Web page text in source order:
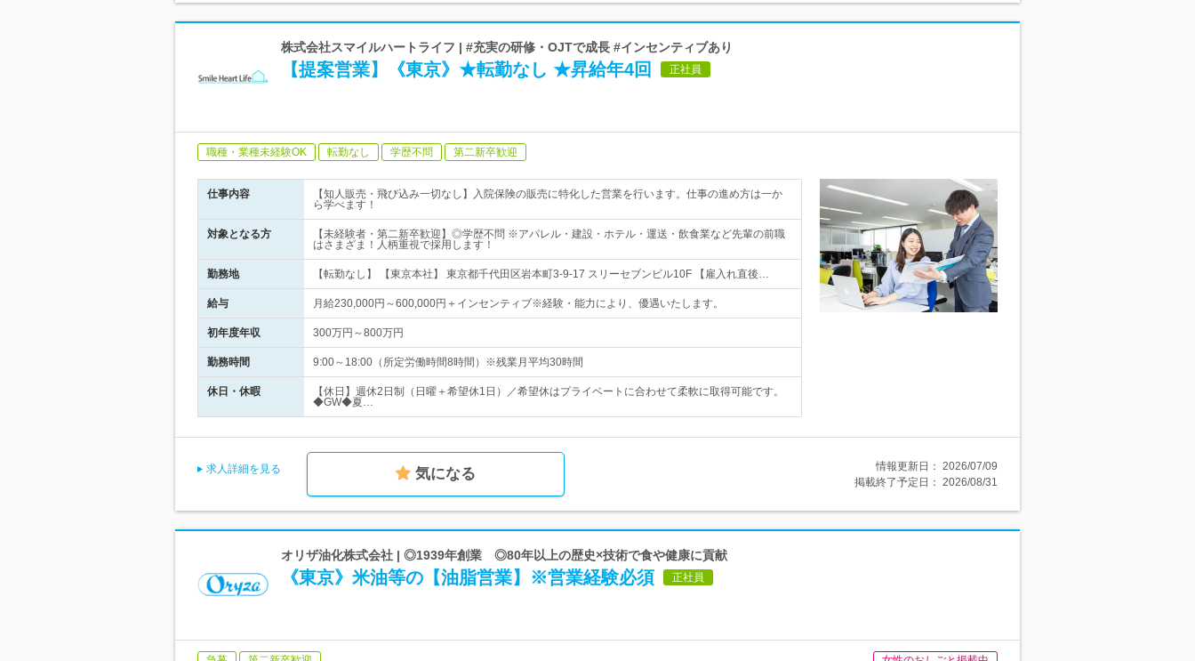
株式会社スマイルハートライフ | #充実の研修・OJTで成長 #インセンティブあり
【提案営業】《東京》★転勤なし ★昇給年4回 正社員
職種・業種未経験OK 転勤なし 学歴不問 第二新卒歓迎
仕事内容
【知人販売・飛び込み一切なし】入院保険の販売に特化した営業を行います。仕事の進め方は一か
ら学べます！
対象となる方
【未経験者・第二新卒歓迎】◎学歴不問 ※アパレル・建設・ホテル・運送・飲食業など先輩の前職
はさまざま！人柄重視で採用します！
勤務地 【転勤なし】 【東京本社】 東京都千代田区岩本町3-9-17 スリーセブンビル10F 【雇入れ直後…
給与 月給230,000円～600,000円＋インセンティブ※経験・能力により、優遇いたします。
初年度年収 300万円～800万円
勤務時間 9:00～18:00（所定労働時間8時間）※残業月平均30時間
休日・休暇
【休日】週休2日制（日曜＋希望休1日）／希望休はプライベートに合わせて柔軟に取得可能です。
◆GW◆夏…
求人詳細を見る 気になる 情報更新日： 2026/07/09
掲載終了予定日： 2026/08/31
オリザ油化株式会社 | ◎1939年創業 ◎80年以上の歴史×技術で食や健康に貢献
《東京》米油等の【油脂営業】※営業経験必須 正社員